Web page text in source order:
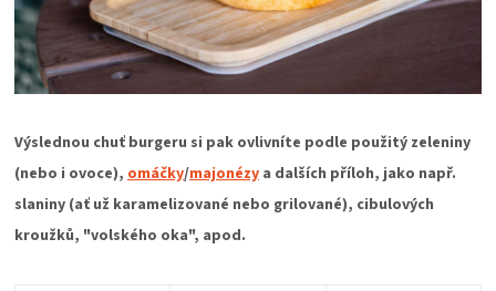
Výslednou chuť burgeru si pak ovlivníte podle použitý zeleniny
(nebo i ovoce), omáčky/majonézy a dalších příloh, jako např.
slaniny (ať už karamelizované nebo grilované), cibulových
kroužků, "volského oka", apod.